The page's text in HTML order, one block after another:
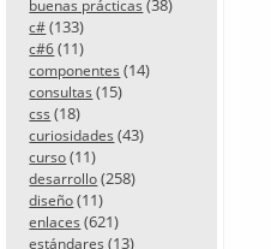
buenas prácticas (38)
c# (133)
c#6 (11)
componentes (14)
consultas (15)
css (18)
curiosidades (43)
curso (11)
desarrollo (258)
diseño (11)
enlaces (621)
estándares (13)